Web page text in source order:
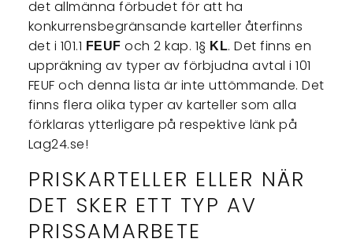
det allmänna förbudet för att ha
konkurrensbegränsande karteller återfinns
det i 101.1 FEUF och 2 kap. 1§ KL. Det finns en
uppräkning av typer av förbjudna avtal i 101
FEUF och denna lista är inte uttömmande. Det
finns flera olika typer av karteller som alla
förklaras ytterligare på respektive länk på
Lag24.se!
PRISKARTELLER ELLER NÄR
DET SKER ETT TYP AV
PRISSAMARBETE